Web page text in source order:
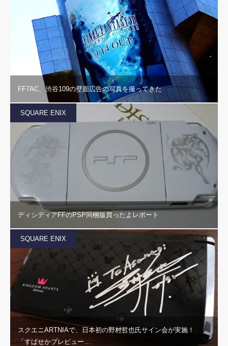
FF7AC、渋谷109の壁面広告の写真を撮ってきた
SQUARE ENIX
ディシディアFFのPSP同梱版買ったよレポート
SQUARE ENIX
スクエニARTNIAで、日本初の野村哲也氏サイン会が実施！
「すばせかプレビュー…